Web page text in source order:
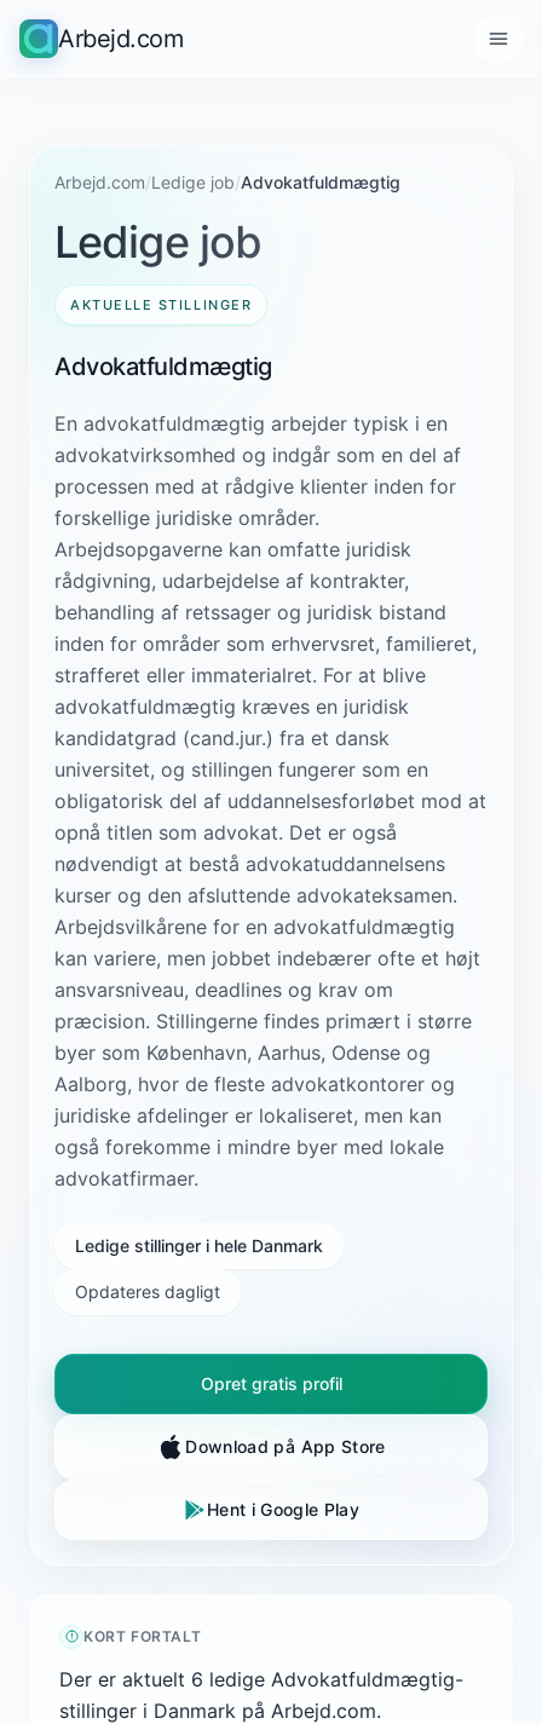
Arbejd.com
Arbejd.com/Ledige job/Advokatfuldmægtig
Ledige job
AKTUELLE STILLINGER
Advokatfuldmægtig
En advokatfuldmægtig arbejder typisk i en
advokatvirksomhed og indgår som en del af
processen med at rådgive klienter inden for
forskellige juridiske områder.
Arbejdsopgaverne kan omfatte juridisk
rådgivning, udarbejdelse af kontrakter,
behandling af retssager og juridisk bistand
inden for områder som erhvervsret, familieret,
strafferet eller immaterialret. For at blive
advokatfuldmægtig kræves en juridisk
kandidatgrad (cand.jur.) fra et dansk
universitet, og stillingen fungerer som en
obligatorisk del af uddannelsesforløbet mod at
opnå titlen som advokat. Det er også
nødvendigt at bestå advokatuddannelsens
kurser og den afsluttende advokateksamen.
Arbejdsvilkårene for en advokatfuldmægtig
kan variere, men jobbet indebærer ofte et højt
ansvarsniveau, deadlines og krav om
præcision. Stillingerne findes primært i større
byer som København, Aarhus, Odense og
Aalborg, hvor de fleste advokatkontorer og
juridiske afdelinger er lokaliseret, men kan
også forekomme i mindre byer med lokale
advokatfirmaer.
Ledige stillinger i hele Danmark
Opdateres dagligt
Opret gratis profil
Download på App Store
Hent i Google Play
KORT FORTALT
Der er aktuelt 6 ledige Advokatfuldmægtig-
stillinger i Danmark på Arbejd.com.